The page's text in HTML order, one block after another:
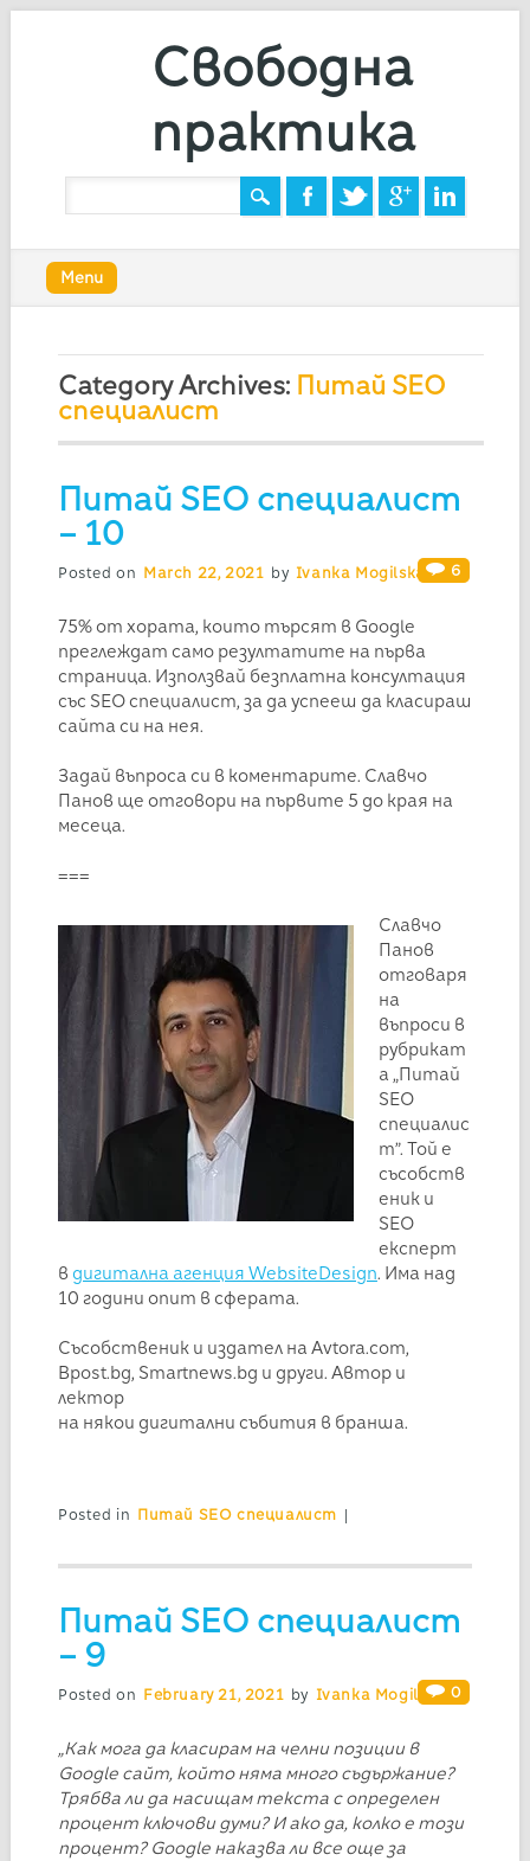
Свободна
практика
Main menu
content
Menu
Category Archives: Питай SEO
специалист
Питай SEO специалист
– 10
Posted on March 22, 2021 by Ivanka Mogilska 6
75% от хората, които търсят в Google
преглеждат само резултатите на първа
страница. Използвай безплатна консултация
със SEO специалист, за да успееш да класираш
сайта си на нея.
Задай въпроса си в коментарите. Славчо
Панов ще отговори на първите 5 до края на
месеца.
===
Славчо
Панов
отговаря
на
въпроси в
рубрикат
а „Питай
SEO
специалис
т”. Той е
съсобств
еник и
SEO
експерт
в дигитална агенция WebsiteDesign. Има над
10 години опит в сферата.
Съсобственик и издател на Avtora.com,
Bpost.bg, Smartnews.bg и други. Автор и
лектор
на някои дигитални събития в бранша.
Posted in Питай SEO специалист |
Питай SEO специалист
– 9
Posted on February 21, 2021 by Ivanka Mogilska 0
„Как мога да класирам на челни позиции в
Google сайт, който няма много съдържание?
Трябва ли да насищам текста с определен
процент ключови думи? И ако да, колко е този
процент? Google наказва ли все още за